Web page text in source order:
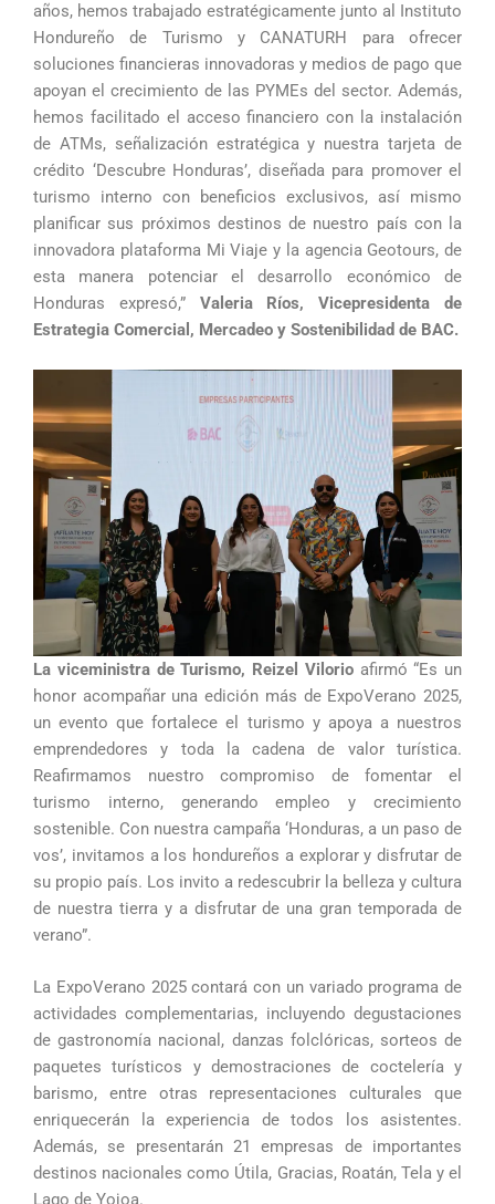
años, hemos trabajado estratégicamente junto al Instituto
Hondureño de Turismo y CANATURH para ofrecer
soluciones financieras innovadoras y medios de pago que
apoyan el crecimiento de las PYMEs del sector. Además,
hemos facilitado el acceso financiero con la instalación
de ATMs, señalización estratégica y nuestra tarjeta de
crédito ‘Descubre Honduras’, diseñada para promover el
turismo interno con beneficios exclusivos, así mismo
planificar sus próximos destinos de nuestro país con la
innovadora plataforma Mi Viaje y la agencia Geotours, de
esta manera potenciar el desarrollo económico de
Honduras expresó,” Valeria Ríos, Vicepresidenta de
Estrategia Comercial, Mercadeo y Sostenibilidad de BAC.
La viceministra de Turismo, Reizel Vilorio afirmó “Es un
honor acompañar una edición más de ExpoVerano 2025,
un evento que fortalece el turismo y apoya a nuestros
emprendedores y toda la cadena de valor turística.
Reafirmamos nuestro compromiso de fomentar el
turismo interno, generando empleo y crecimiento
sostenible. Con nuestra campaña ‘Honduras, a un paso de
vos’, invitamos a los hondureños a explorar y disfrutar de
su propio país. Los invito a redescubrir la belleza y cultura
de nuestra tierra y a disfrutar de una gran temporada de
verano”.
La ExpoVerano 2025 contará con un variado programa de
actividades complementarias, incluyendo degustaciones
de gastronomía nacional, danzas folclóricas, sorteos de
paquetes turísticos y demostraciones de coctelería y
barismo, entre otras representaciones culturales que
enriquecerán la experiencia de todos los asistentes.
Además, se presentarán 21 empresas de importantes
destinos nacionales como Útila, Gracias, Roatán, Tela y el
Lago de Yojoa.